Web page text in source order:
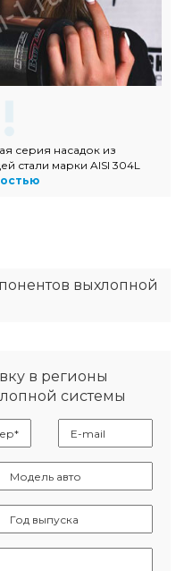
серия насадок из
стали марки AISI 304L
выхлопной
в регионы
системы